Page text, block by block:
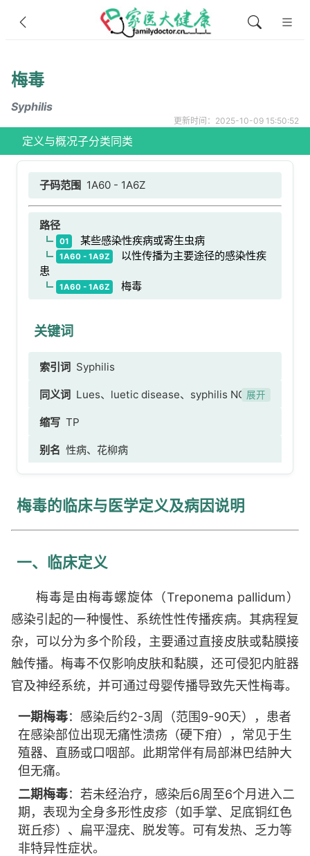
梅毒
Syphilis
更新时间：2025-10-09 15:50:52
定义与概况子分类同类
子码范围 1A60 - 1A6Z
路径
01 某些感染性疾病或寄生虫病
1A60 - 1A9Z
以性传播为主要途径的感染性疾
患
1A60 - 1A6Z 梅毒
关键词
索引词 Syphilis
同义词 Lues、luetic disease、syphilis NOS、
梅毒NOS、梅毒
展开
缩写 TP
别名 性病、花柳病
梅毒的临床与医学定义及病因说明
一、临床定义
梅毒是由梅毒螺旋体（Treponema pallidum）
感染引起的一种慢性、系统性性传播疾病。其病程复
杂，可以分为多个阶段，主要通过直接皮肤或黏膜接
触传播。梅毒不仅影响皮肤和黏膜，还可侵犯内脏器
官及神经系统，并可通过母婴传播导致先天性梅毒。
一期梅毒：感染后约2-3周（范围9-90天），患者
在感染部位出现无痛性溃疡（硬下疳），常见于生
殖器、直肠或口咽部。此期常伴有局部淋巴结肿大
但无痛。
二期梅毒：若未经治疗，感染后6周至6个月进入二
期，表现为全身多形性皮疹（如手掌、足底铜红色
斑丘疹）、扁平湿疣、脱发等。可有发热、乏力等
非特异性症状。